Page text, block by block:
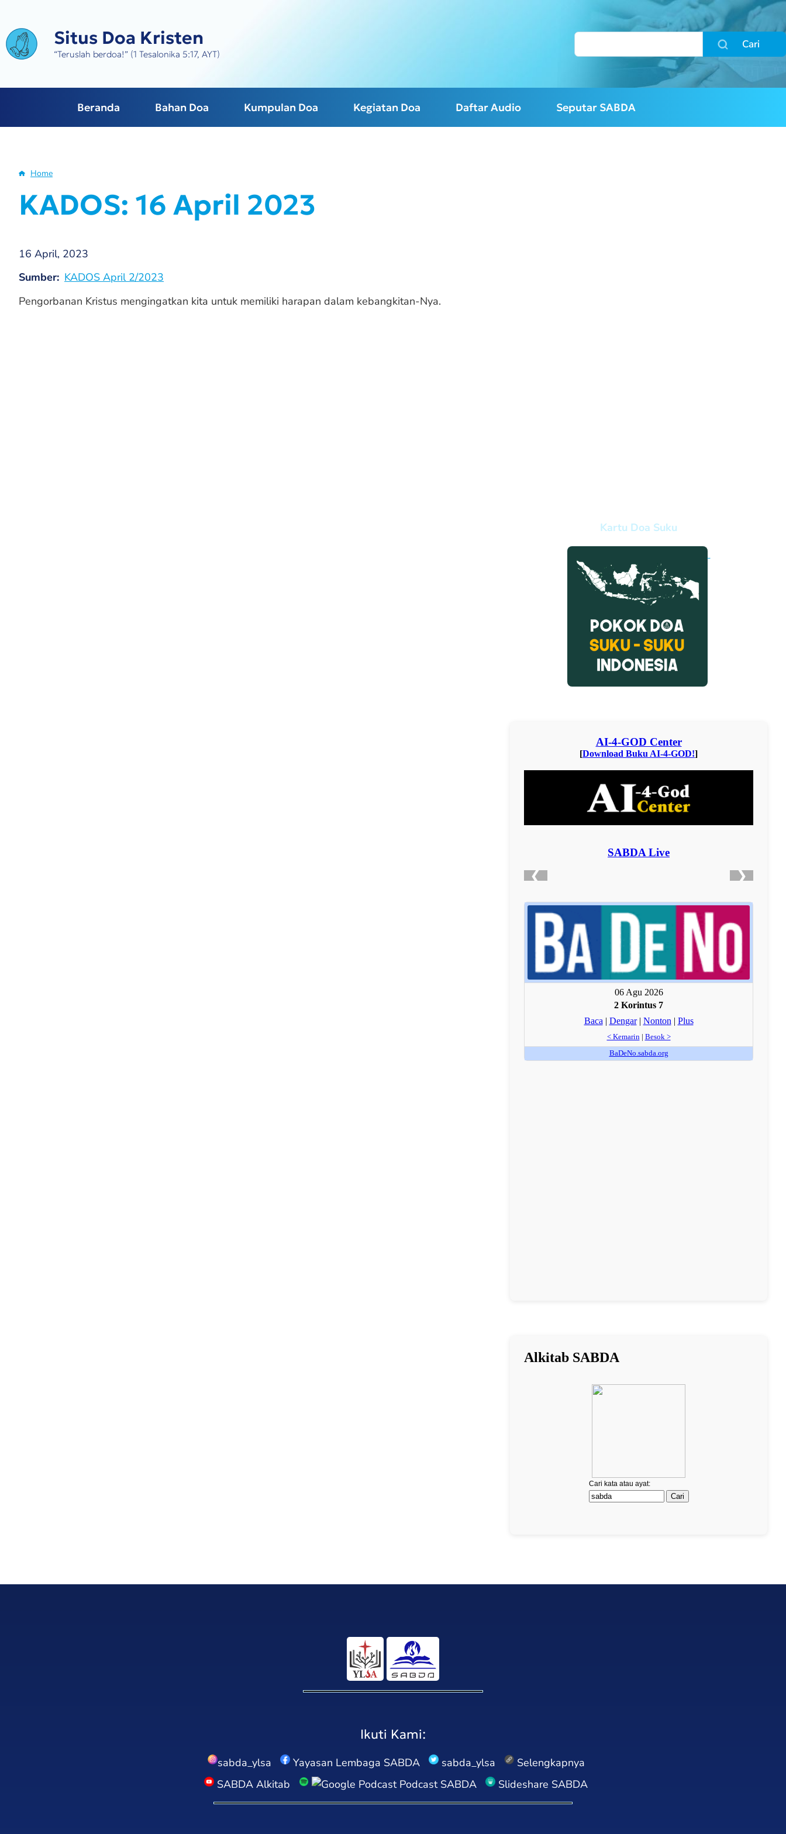
main
content
Situs Doa Kristen
“Teruslah berdoa!” (1 Tesalonika 5:17, AYT)
Beranda Bahan Doa Kumpulan Doa Kegiatan Doa Daftar Audio Seputar SABDA
Home
KADOS: 16 April 2023
16 April, 2023
Sumber KADOS April 2/2023
Pengorbanan Kristus mengingatkan kita untuk memiliki harapan dalam kebangkitan-Nya.
Kartu Doa Suku
Ikuti Kami:
sabda_ylsa Yayasan Lembaga SABDA sabda_ylsa
Selengkapnya
SABDA Alkitab
Podcast SABDA Slideshare SABDA